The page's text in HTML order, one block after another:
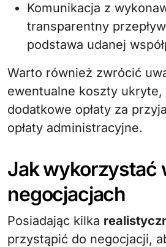
Komunikacja z
transparentny
podstawa udanej
Warto również zwrócić
ewentualne koszty ukryte,
dodatkowe opłaty za
opłaty administracyjne.
Jak wykorzystać
negocjacjach
Posiadając kilka
przystąpić do negocjacji,